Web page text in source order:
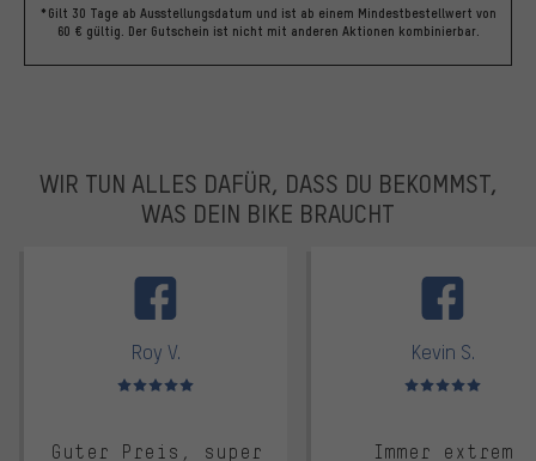
*Gilt 30 Tage ab Ausstellungsdatum und ist ab einem Mindestbestellwert von
60 € gültig. Der Gutschein ist nicht mit anderen Aktionen kombinierbar.
WIR TUN ALLES DAFÜR, DASS DU BEKOMMST,
WAS DEIN BIKE BRAUCHT
Roy V.
Bewertungen: 5 von 5
Guter Preis, super
Kevin S.
Bewertungen: 5 von 5
Immer extrem